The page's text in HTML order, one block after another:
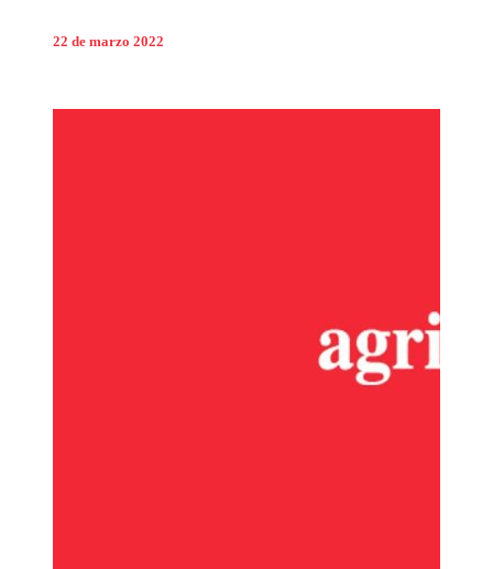
22 de marzo 2022